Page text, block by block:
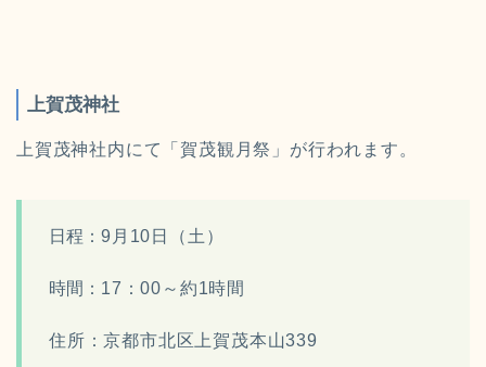
上賀茂神社
上賀茂神社内にて「賀茂観月祭」が行われます。
日程： 9月10日（土）
時間： 17：00～約1時間
住所：京都市北区上賀茂本山339